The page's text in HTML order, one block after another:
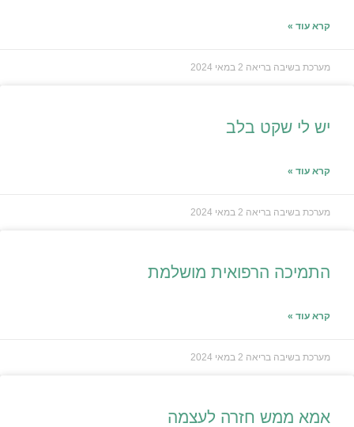
קרא עוד »
מערכת בשיבה בריאה2 במאי 2024
יש לי שקט בלב
קרא עוד »
מערכת בשיבה בריאה2 במאי 2024
התמיכה הרפואית מושלמת
קרא עוד »
מערכת בשיבה בריאה2 במאי 2024
אמא ממש חזרה לעצמה